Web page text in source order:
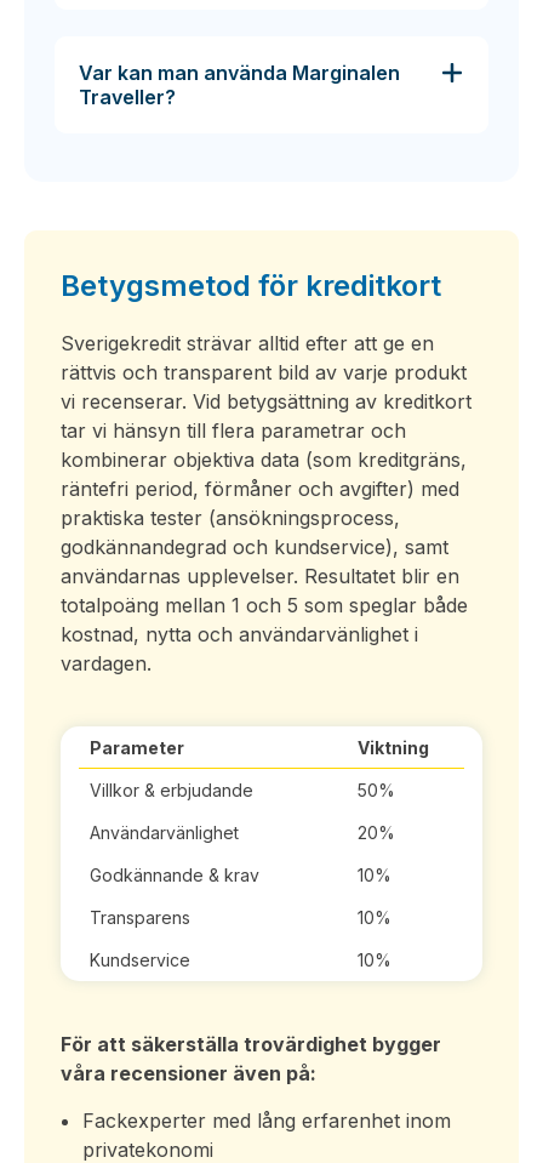
Var kan man använda Marginalen
Traveller?
Betygsmetod för kreditkort
Sverigekredit strävar alltid efter att ge en
rättvis och transparent bild av varje produkt
vi recenserar. Vid betygsättning av kreditkort
tar vi hänsyn till flera parametrar och
kombinerar objektiva data (som kreditgräns,
räntefri period, förmåner och avgifter) med
praktiska tester (ansökningsprocess,
godkännandegrad och kundservice), samt
användarnas upplevelser. Resultatet blir en
totalpoäng mellan 1 och 5 som speglar både
kostnad, nytta och användarvänlighet i
vardagen.
Parameter Viktning
Villkor & erbjudande 50%
Användarvänlighet 20%
Godkännande & krav 10%
Transparens 10%
Kundservice 10%
För att säkerställa trovärdighet bygger
våra recensioner även på:
Fackexperter med lång erfarenhet inom
privatekonomi